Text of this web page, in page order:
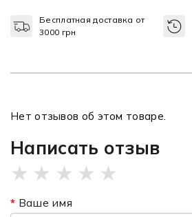
Бесплатная доставка от
3000 грн
Нет отзывов об этом товаре.
Написать отзыв
★ ★ ★ ★ ★
Ваше имя